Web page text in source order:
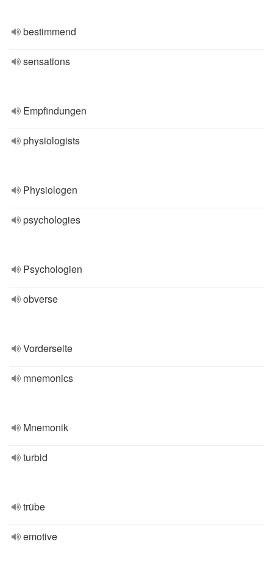
bestimmend
sensations
Empfindungen
physiologists
Physiologen
psychologies
Psychologien
obverse
Vorderseite
mnemonics
Mnemonik
turbid
trübe
emotive